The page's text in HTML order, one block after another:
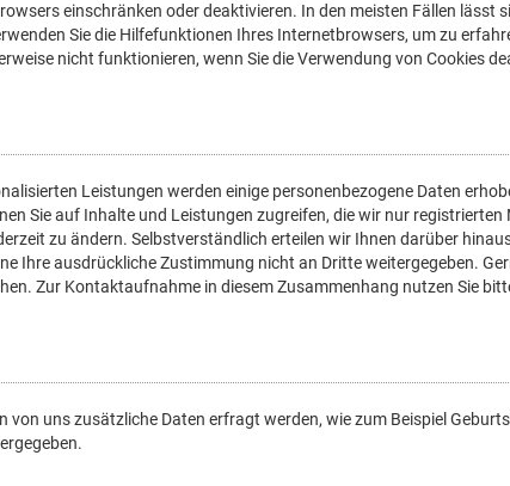
einschränken oder deaktivieren. In den meisten Fällen
Sie die Hilfefunktionen Ihres Internetbrowsers, um zu
nicht funktionieren, wenn Sie die Verwendung von Cookies
Leistungen werden einige personenbezogene Daten
Sie auf Inhalte und Leistungen zugreifen, die wir nur
zu ändern. Selbstverständlich erteilen wir Ihnen darüber
Ihre ausdrückliche Zustimmung nicht an Dritte weitergegeben.
Zur Kontaktaufnahme in diesem Zusammenhang nutzen Sie
uns zusätzliche Daten erfragt werden, wie zum Beispiel